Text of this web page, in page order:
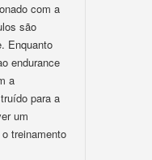
com a
são
Enquanto
endurance
a
para a
um
treinamento